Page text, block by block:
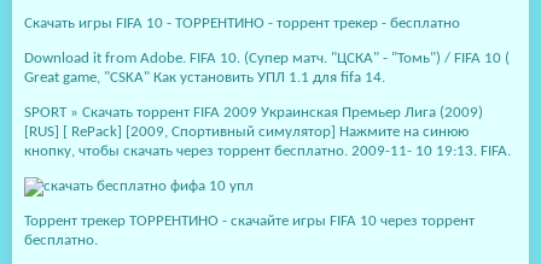
Скачать игры FIFA 10 - ТОРРЕНТИНО - торрент трекер - бесплатно
Download it from Adobe. FIFA 10. (Cупер матч. "ЦСКА" - "Томь") / FIFA 10 (
Great game, "CSKA" Как установить УПЛ 1.1 для fifa 14.
SPORT » Скачать торрент FIFA 2009 Украинская Премьер Лига (2009)
[RUS] [ RePack] [2009, Спортивный симулятор] Нажмите на синюю
кнопку, чтобы скачать через торрент бесплатно. 2009-11- 10 19:13. FIFA.
Торрент трекер ТОРРЕНТИНО - скачайте игры FIFA 10 через торрент
бесплатно.